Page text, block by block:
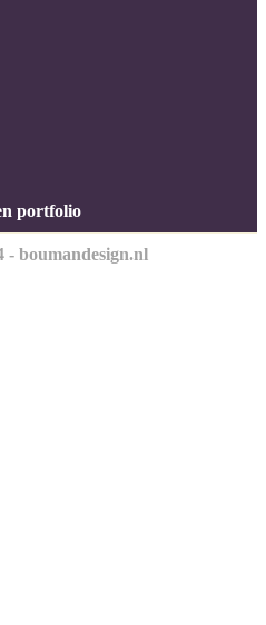
portfolio
- boumandesign.nl